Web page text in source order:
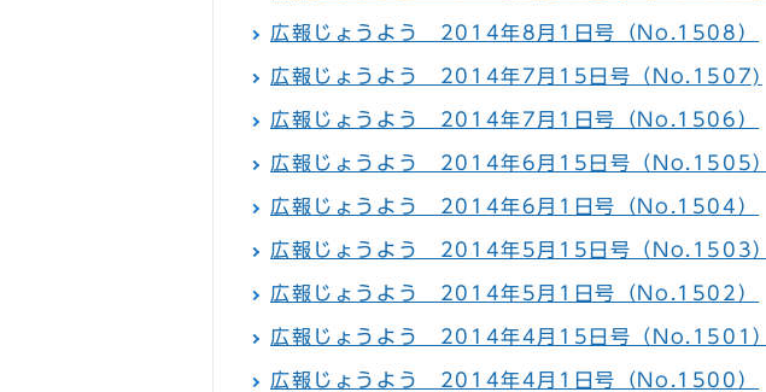
広報じょうよう 2014年8月1日号（No.1508）
広報じょうよう 2014年7月15日号（No.1507)
広報じょうよう 2014年7月1日号（No.1506）
広報じょうよう 2014年6月15日号（No.1505）
広報じょうよう 2014年6月1日号（No.1504）
広報じょうよう 2014年5月15日号（No.1503）
広報じょうよう 2014年5月1日号（No.1502）
広報じょうよう 2014年4月15日号（No.1501）
広報じょうよう 2014年4月1日号（No.1500）